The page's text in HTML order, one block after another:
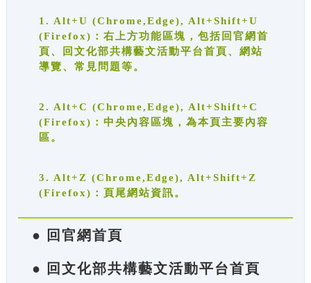
1. Alt+U (Chrome,Edge), Alt+Shift+U
(Firefox)：右上方功能區塊，包括回官網首
頁、回文化部共構藝文活動平台首頁、網站
導覽、常見問題等。
2. Alt+C (Chrome,Edge), Alt+Shift+C
(Firefox)：中央內容區塊，為本頁主要內容
區。
3. Alt+Z (Chrome,Edge), Alt+Shift+Z
(Firefox)：頁尾網站資訊。
● 回官網首頁
● 回文化部共構藝文活動平台首頁